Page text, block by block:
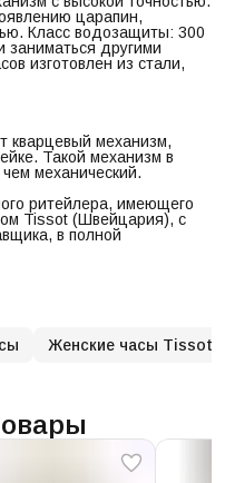
царапин,
Класс водозащиты: 300
заниматься другими
изготовлен из стали,
кварцевый механизм,
Такой механизм в
механический.
ритейлера, имеющего
Tissot (Швейцария), с
в полной
Женские часы Tissot